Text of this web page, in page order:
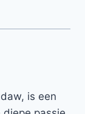
is een